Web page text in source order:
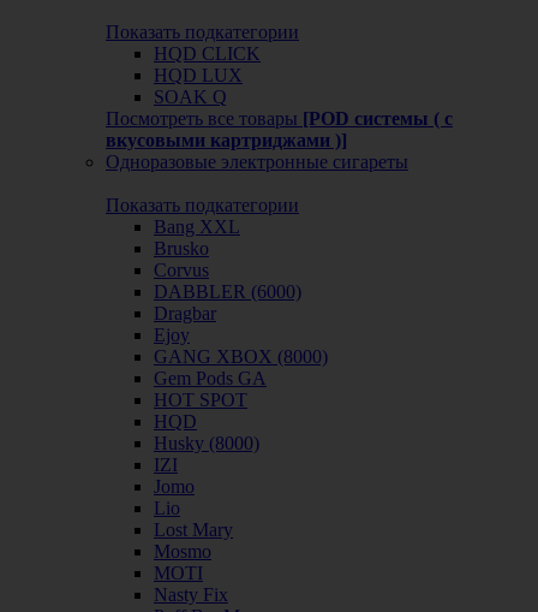
Показать подкатегории
HQD CLICK
HQD LUX
SOAK Q
Посмотреть все товары [POD системы ( с
вкусовыми картриджами )]
Одноразовые электронные сигареты
Показать подкатегории
Bang XXL
Brusko
Corvus
DABBLER (6000)
Dragbar
Ejoy
GANG XBOX (8000)
Gem Pods GA
HOT SPOT
HQD
Husky (8000)
IZI
Jomo
Lio
Lost Mary
Mosmo
MOTI
Nasty Fix